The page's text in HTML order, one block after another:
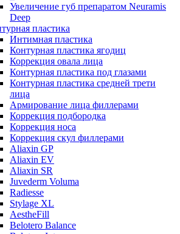
Увеличение губ препаратом Neuramis
Deep
пластика
Интимная пластика
Контурная пластика ягодиц
Коррекция овала лица
Контурная пластика под глазами
Контурная пластика средней трети
лица
Армирование лица филлерами
Коррекция подбородка
Коррекция носа
Коррекция скул филлерами
Aliaxin GP
Aliaxin EV
Aliaxin SR
Juvederm Voluma
Radiesse
Stylage XL
AestheFill
Belotero Balance